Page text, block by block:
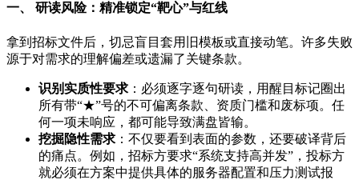
一、 研读风险：精准锁定“靶心”与红线
拿到招标文件后，切忌盲目套用旧模板或直接动笔。许多失败
源于对需求的理解偏差或遗漏了关键条款。
识别实质性要求 ：必须逐字逐句研读，用醒目标记圈出
所有带“★”号的不可偏离条款、资质门槛和废标项。任
何一项未响应，都可能导致满盘皆输。
挖掘隐性需求 ：不仅要看到表面的参数，还要破译背后
的痛点。例如，招标方要求“系统支持高并发”，投标方
就必须在方案中提供具体的服务器配置和压力测试报